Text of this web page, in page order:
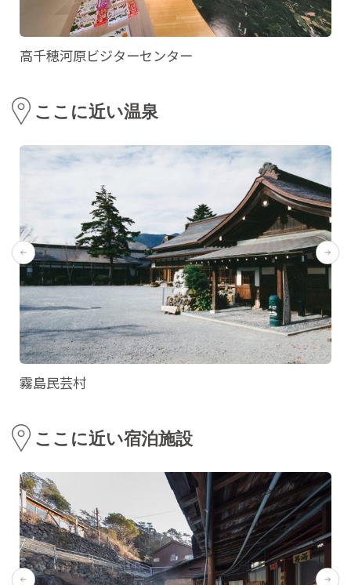
高千穂河原ビジターセンター
ここに近い温泉
霧島民芸村
ここに近い宿泊施設